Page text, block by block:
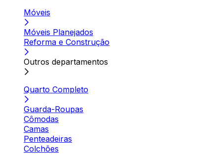
Móveis
Móveis Planejados
Reforma e Construção
Outros departamentos
Quarto Completo
Guarda-Roupas
Cômodas
Camas
Penteadeiras
Colchões